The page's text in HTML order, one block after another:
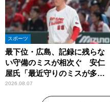
スポーツ
最下位・広島、記録に残らな
い守備のミスが相次ぐ 安仁
屋氏「最近守りのミスが多
い」
2026.08.07